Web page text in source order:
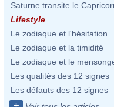
Saturne transite le
Lifestyle
Le zodiaque et l'hésitation
Le zodiaque et la timidité
Le zodiaque et le
Les qualités des 12 signes
Les défauts des 12 signes